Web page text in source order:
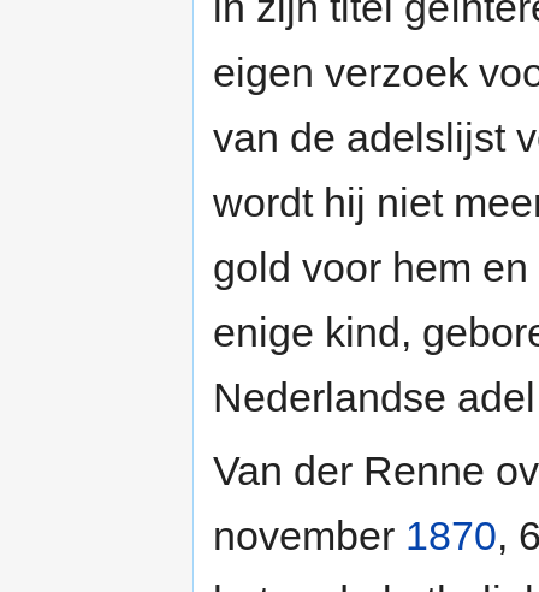
eigen verzoek
van de adelslijst
wordt hij niet
gold voor hem
enige kind,
Nederlandse
Van der Renne
november 1870,